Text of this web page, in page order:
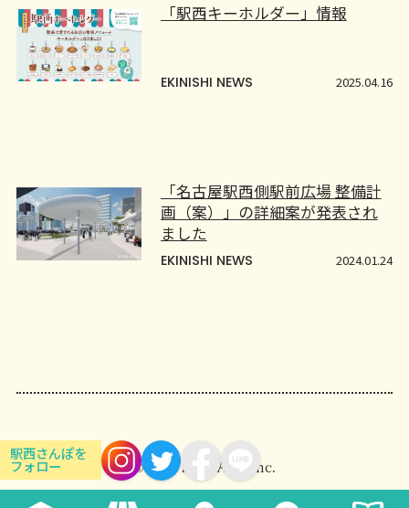
駅西さんぽを
フォロー
「駅西キーホルダー」情報
EKINISHI NEWS 2025.04.16
「名古屋駅西側駅前広場 整備計
画（案）」の詳細案が発表され
ました
EKINISHI NEWS 2024.01.24
© 2026 Inc.